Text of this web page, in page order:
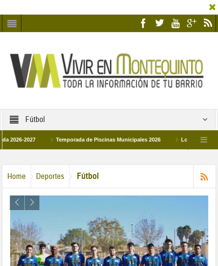
Fútbol
Temporada de Piscinas Municipales 2026 Los Campus de
Home Deportes Fútbol